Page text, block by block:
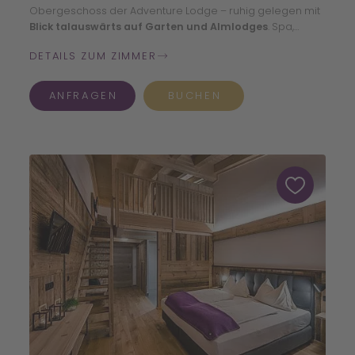
Obergeschoss der Adventure Lodge – ruhig gelegen mit
Blick talauswärts auf Garten und Almlodges. Spa,
Schritten erreichbar.
DETAILS ZUM ZIMMER
ANFRAGEN BUCHEN